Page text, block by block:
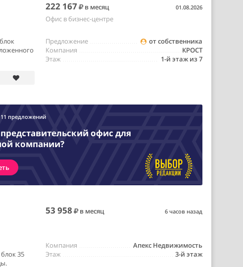
222 167 в месяц 01.08.2026
Офис в бизнес-центре
от собственника
Предложение
КРОСТ
Компания
1-й этаж из 7
Этаж
11 предложений
офис для
компании?
53 958 в месяц 6 часов назад
35
Апекс Недвижимость
Компания
3-й этаж
Этаж